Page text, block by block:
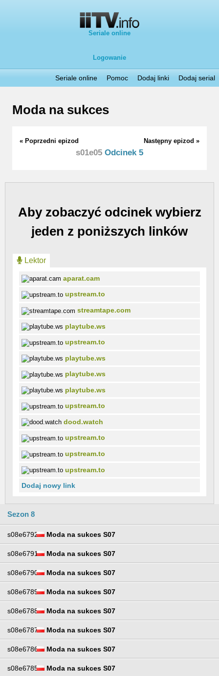
Seriale online
Logowanie
Seriale online Pomoc Dodaj linki Dodaj serial
Moda na sukces
« Poprzedni epizod Następny epizod »
s01e05 Odcinek 5
Aby zobaczyć odcinek wybierz
jeden z poniższych linków
Lektor
aparat.cam
upstream.to
streamtape.com
playtube.ws
upstream.to
playtube.ws
playtube.ws
playtube.ws
upstream.to
dood.watch
upstream.to
upstream.to
upstream.to
Dodaj nowy link
Sezon 8
s08e6792 Moda na sukces S07
s08e6791 Moda na sukces S07
s08e6790 Moda na sukces S07
s08e6789 Moda na sukces S07
s08e6788 Moda na sukces S07
s08e6787 Moda na sukces S07
s08e6786 Moda na sukces S07
s08e6785 Moda na sukces S07